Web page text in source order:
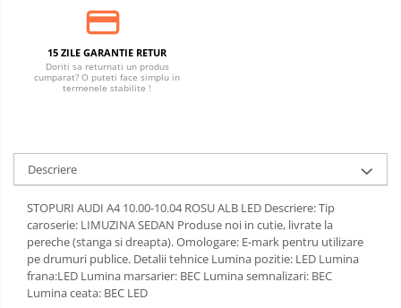
15 ZILE GARANTIE RETUR
Doriti sa returnati un produs
cumparat? O puteti face simplu in
termenele stabilite !
Descriere
STOPURI AUDI A4 10.00-10.04 ROSU ALB LED Descriere: Tip
caroserie: LIMUZINA SEDAN Produse noi in cutie, livrate la
pereche (stanga si dreapta). Omologare: E-mark pentru utilizare
pe drumuri publice. Detalii tehnice Lumina pozitie: LED Lumina
frana:LED Lumina marsarier: BEC Lumina semnalizari: BEC
Lumina ceata: BEC LED